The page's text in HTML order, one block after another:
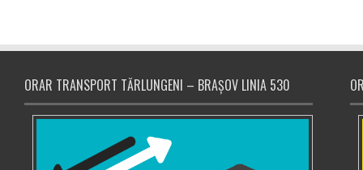
ORAR TRANSPORT TĂRLUNGENI – BRAȘOV LINIA 530